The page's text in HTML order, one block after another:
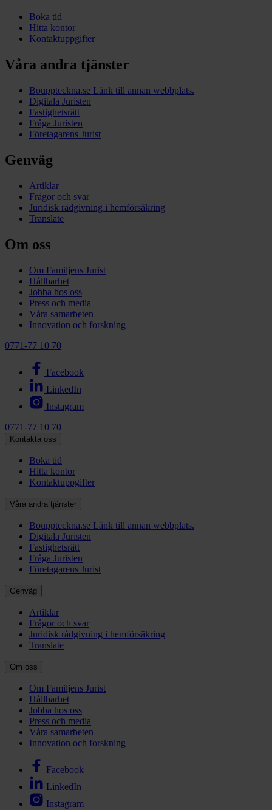
Boka tid
Hitta kontor
Kontaktuppgifter
Våra andra tjänster
Bouppteckna.se Länk till annan webbplats.
Digitala Juristen
Fastighetsrätt
Fråga Juristen
Företagarens Jurist
Genväg
Artiklar
Frågor och svar
Juridisk rådgivning i hemförsäkring
Translate
Om oss
Om Familjens Jurist
Hållbarhet
Jobba hos oss
Press och media
Våra samarbeten
Innovation och forskning
0771-77 10 70
Facebook
LinkedIn
Instagram
0771-77 10 70
Kontakta oss
Boka tid
Hitta kontor
Kontaktuppgifter
Våra andra tjänster
Bouppteckna.se Länk till annan webbplats.
Digitala Juristen
Fastighetsrätt
Fråga Juristen
Företagarens Jurist
Genväg
Artiklar
Frågor och svar
Juridisk rådgivning i hemförsäkring
Translate
Om oss
Om Familjens Jurist
Hållbarhet
Jobba hos oss
Press och media
Våra samarbeten
Innovation och forskning
Facebook
LinkedIn
Instagram